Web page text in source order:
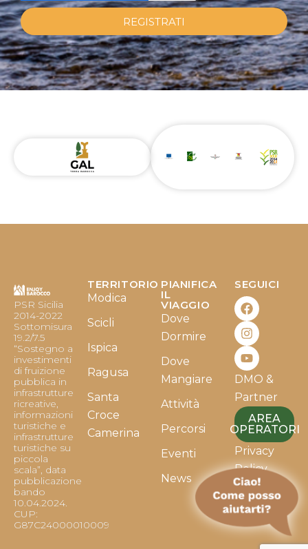
REGISTRATI
PSR Sicilia
2014-2022
Sottomisura
19.2/7.5
“Sostegno a
investimenti
di fruizione
pubblica in
infrastrutture
ricreative,
informazioni
turistiche e
infrastrutture
turistiche su
piccola
scala”, data
pubblicazione
bando
10.04.2024.
CUP:
G87C24000010009
TERRITORIO
Modica
Scicli
Ispica
Ragusa
Santa
Croce
Camerina
PIANIFICA
IL
VIAGGIO
Dove
Dormire
Dove
Mangiare
Attività
Percorsi
Eventi
News
SEGUICI
F
a
c
e
b
o
o
k
I
n
s
t
a
g
r
a
m
Y
o
u
t
u
b
e
DMO &
Partner
AREA
OPERATORI
Privacy
Policy
Cookie
Policy